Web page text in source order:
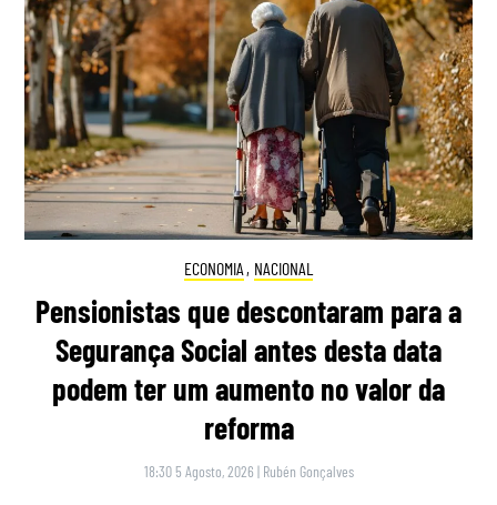
ECONOMIA , NACIONAL
Pensionistas que descontaram para a
Segurança Social antes desta data
podem ter um aumento no valor da
reforma
18:30 5 Agosto, 2026 | Rubén Gonçalves